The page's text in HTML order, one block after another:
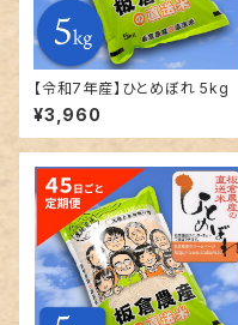
【令和7年産】ひとめぼれ 5kg
¥3,960